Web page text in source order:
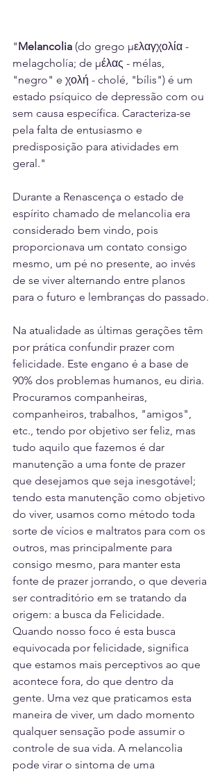
"Melancolia (do grego μελαγχολία -
melagcholía; de μέλας - mélas,
"negro" e χολή - cholé, "bílis") é um
estado psíquico de depressão com ou
sem causa específica. Caracteriza-se
pela falta de entusiasmo e
predisposição para atividades em
geral."
Durante a Renascença o estado de
espírito chamado de melancolia era
considerado bem vindo, pois
proporcionava um contato consigo
mesmo, um pé no presente, ao invés
de se viver alternando entre planos
para o futuro e lembranças do passado.
Na atualidade as últimas gerações têm
por prática confundir prazer com
felicidade. Este engano é a base de
90% dos problemas humanos, eu diria.
Procuramos companheiras,
companheiros, trabalhos, "amigos",
etc., tendo por objetivo ser feliz, mas
tudo aquilo que fazemos é dar
manutenção a uma fonte de prazer
que desejamos que seja inesgotável;
tendo esta manutenção como objetivo
do viver, usamos como método toda
sorte de vícios e maltratos para com os
outros, mas principalmente para
consigo mesmo, para manter esta
fonte de prazer jorrando, o que deveria
ser contraditório em se tratando da
origem: a busca da Felicidade.
Quando nosso foco é esta busca
equivocada por felicidade, significa
que estamos mais perceptivos ao que
acontece fora, do que dentro da
gente. Uma vez que praticamos esta
maneira de viver, um dado momento
qualquer sensação pode assumir o
controle de sua vida. A melancolia
pode virar o sintoma de uma